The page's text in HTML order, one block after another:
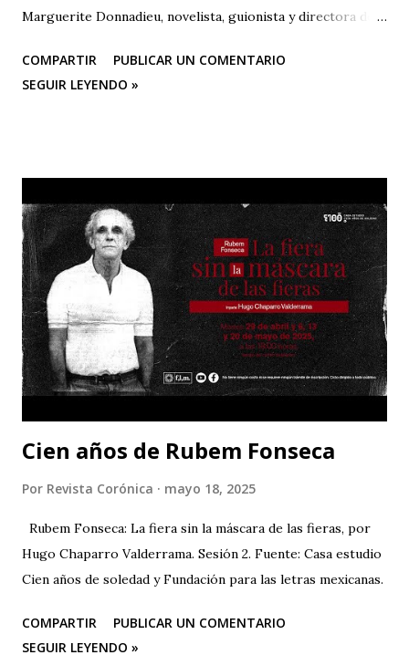
Marguerite Donnadieu, novelista, guionista y directora de
derecho, matemáticas y ciencias políticas. En 1943 publicó
su primera obra, "La impudicia", a la que seguirían más de
escribe, dirige e interpreta con Gerard Depardieu "Le
camion". Es autora también de "India song", entre otras
películas.
COMPARTIR
PUBLICAR UN COMENTARIO
SEGUIR LEYENDO »
Cien años de Rubem Fonseca
Por Revista Corónica mayo 18, 2025
Rubem Fonseca: La fiera sin la máscara de las fieras, por
Hugo Chaparro Valderrama. Sesión 2. Fuente: Casa estudio
Cien años de soledad y Fundación para las letras mexicanas.
COMPARTIR
PUBLICAR UN COMENTARIO
SEGUIR LEYENDO »